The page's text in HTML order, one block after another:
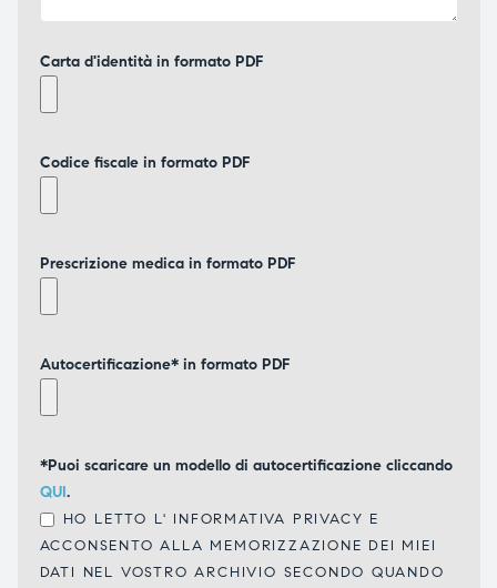
Carta d'identità in formato PDF
Codice fiscale in formato PDF
Prescrizione medica in formato PDF
Autocertificazione* in formato PDF
*Puoi scaricare un modello di autocertificazione cliccando
QUI.
HO LETTO L' INFORMATIVA PRIVACY E
ACCONSENTO ALLA MEMORIZZAZIONE DEI MIEI
DATI NEL VOSTRO ARCHIVIO SECONDO QUANDO